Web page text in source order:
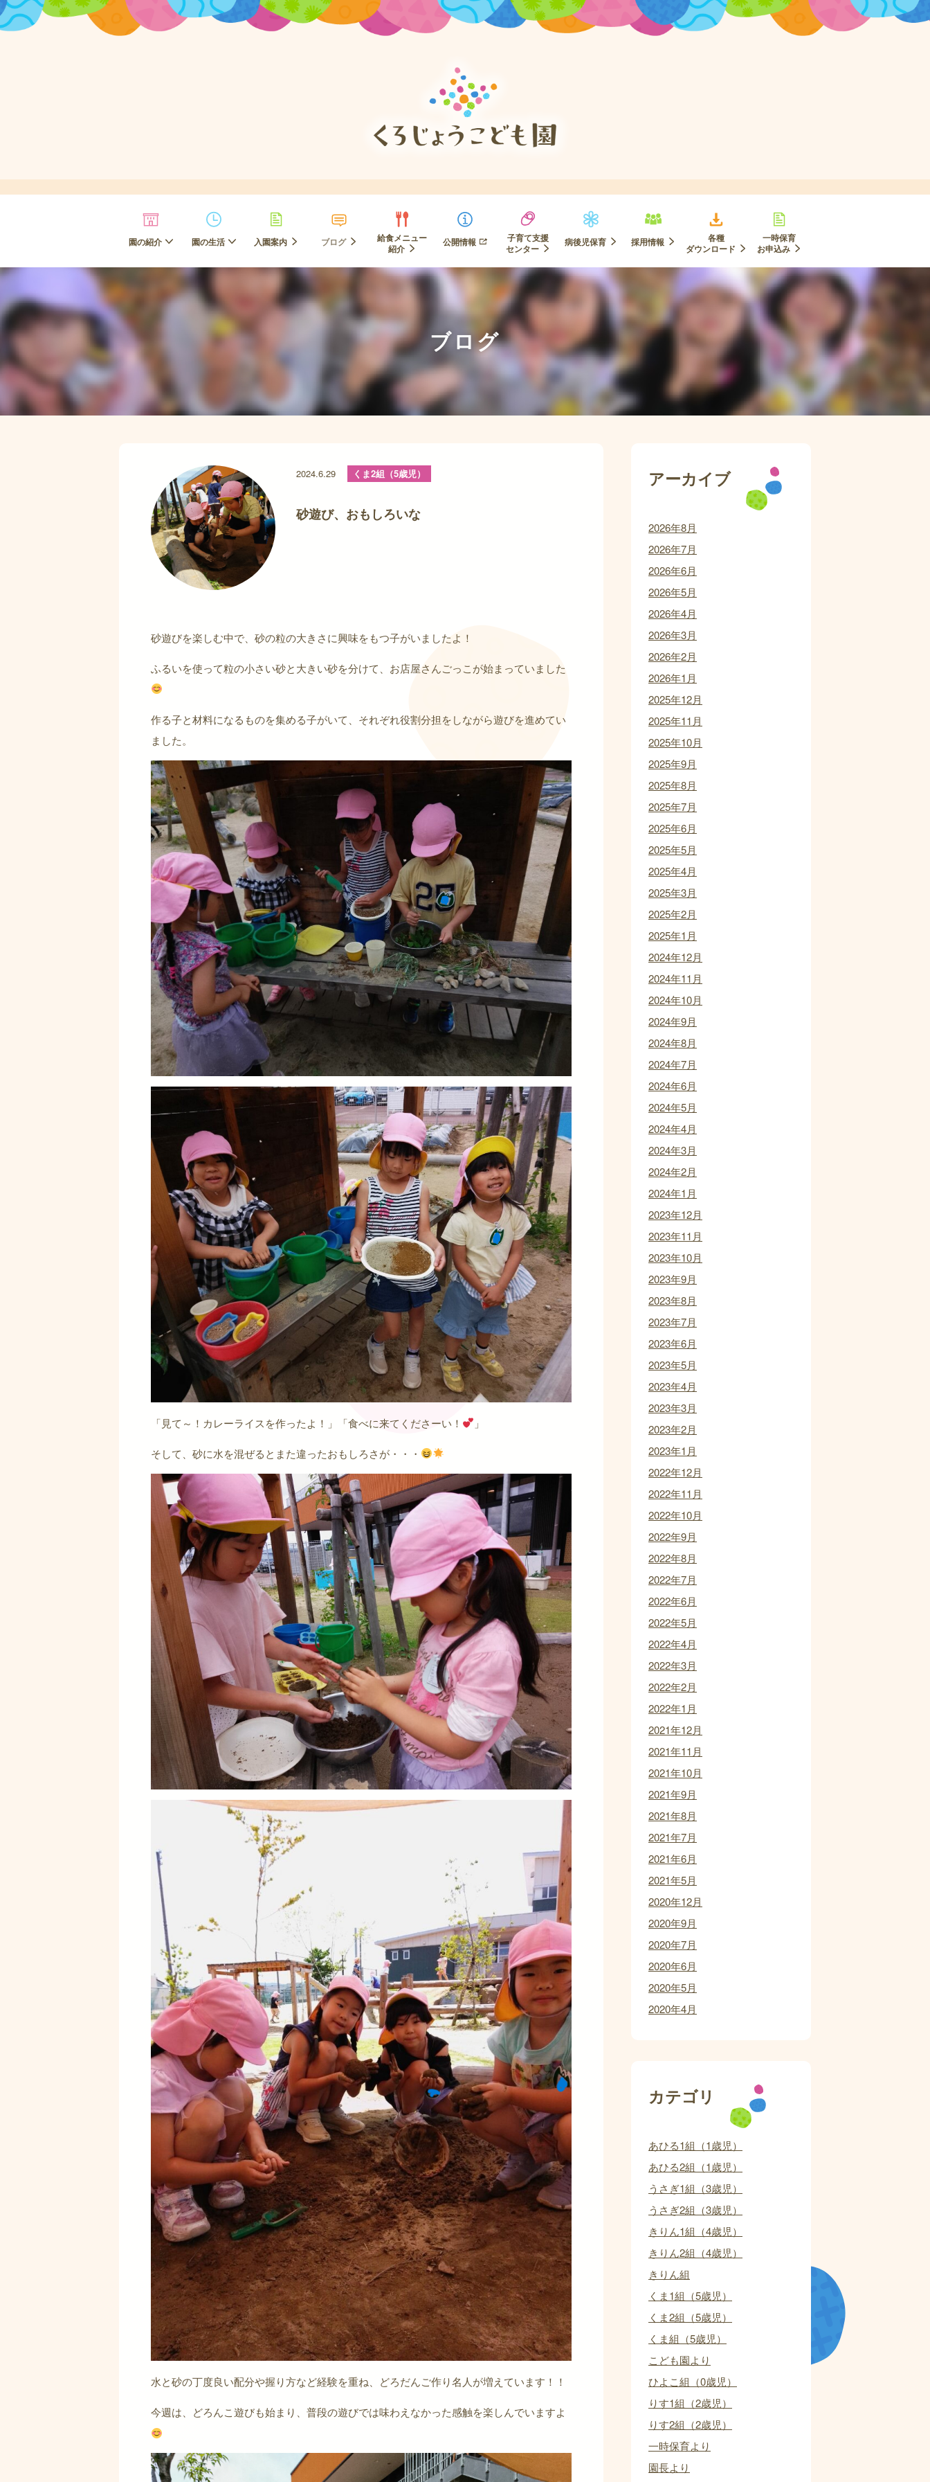
園の紹介 園の生活 入園案内 ブログ
給食メニュー
紹介
公開情報
子育て支援
センター
病後児保育 採用情報
各種
ダウンロード
一時保育
お申込み
ブログ
2024.6.29 くま2組（5歳児）
砂遊び、おもしろいな
砂遊びを楽しむ中で、砂の粒の大きさに興味をもつ子がいましたよ！
ふるいを使って粒の小さい砂と大きい砂を分けて、お店屋さんごっこが始まっていました
作る子と材料になるものを集める子がいて、それぞれ役割分担をしながら遊びを進めてい
ました。
「見て～！カレーライスを作ったよ！」「食べに来てくださーい！ 」
そして、砂に水を混ぜるとまた違ったおもしろさが・・・
水と砂の丁度良い配分や握り方など経験を重ね、どろだんご作り名人が増えています！！
今週は、どろんこ遊びも始まり、普段の遊びでは味わえなかった感触を楽しんでいますよ
アーカイブ
2026年8月
2026年7月
2026年6月
2026年5月
2026年4月
2026年3月
2026年2月
2026年1月
2025年12月
2025年11月
2025年10月
2025年9月
2025年8月
2025年7月
2025年6月
2025年5月
2025年4月
2025年3月
2025年2月
2025年1月
2024年12月
2024年11月
2024年10月
2024年9月
2024年8月
2024年7月
2024年6月
2024年5月
2024年4月
2024年3月
2024年2月
2024年1月
2023年12月
2023年11月
2023年10月
2023年9月
2023年8月
2023年7月
2023年6月
2023年5月
2023年4月
2023年3月
2023年2月
2023年1月
2022年12月
2022年11月
2022年10月
2022年9月
2022年8月
2022年7月
2022年6月
2022年5月
2022年4月
2022年3月
2022年2月
2022年1月
2021年12月
2021年11月
2021年10月
2021年9月
2021年8月
2021年7月
2021年6月
2021年5月
2020年12月
2020年9月
2020年7月
2020年6月
2020年5月
2020年4月
カテゴリ
あひる1組（1歳児）
あひる2組（1歳児）
うさぎ1組（3歳児）
うさぎ2組（3歳児）
きりん1組（4歳児）
きりん2組（4歳児）
きりん組
くま1組（5歳児）
くま2組（5歳児）
くま組（5歳児）
こども園より
ひよこ組（0歳児）
りす1組（2歳児）
りす2組（2歳児）
一時保育より
園長より